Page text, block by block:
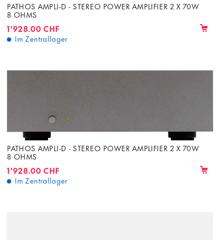
PATHOS AMPLI-D - STEREO POWER AMPLIFIER 2 X 70W
8 OHMS
1'928.00 CHF
Im Zentrallager
PATHOS AMPLI-D - STEREO POWER AMPLIFIER 2 X 70W
8 OHMS
1'928.00 CHF
Im Zentrallager